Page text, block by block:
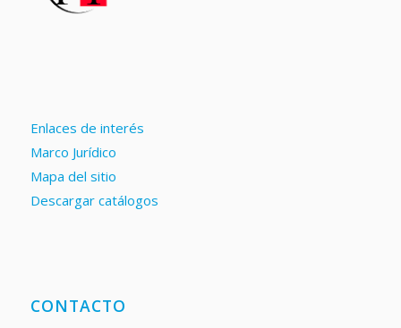
Enlaces de interés
Marco Jurídico
Mapa del sitio
Descargar catálogos
CONTACTO